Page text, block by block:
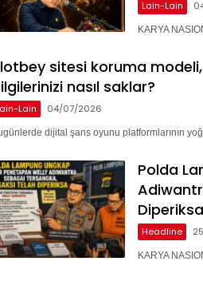
Lain-Lain
KARYA
sitesi koruma
nasıl saklar?
Lain 04/07/2026
dijital şans oyunu platformlarının
Polda
Diperiksa
Headline
KARYA